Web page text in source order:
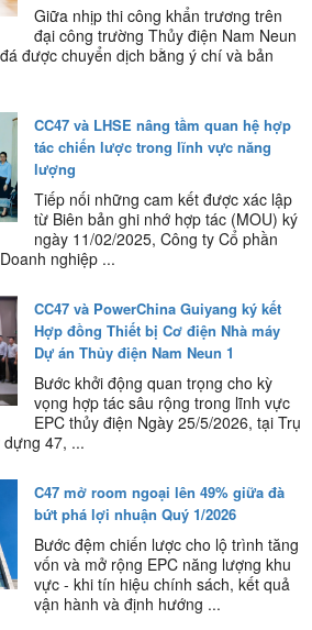
Giữa nhịp thi công khẩn trương trên
đại công trường Thủy điện Nam Neun
được chuyển dịch bằng ý chí và bản
CC47 và LHSE nâng tầm quan hệ hợp
tác chiến lược trong lĩnh vực năng
lượng
Tiếp nối những cam kết được xác lập
từ Biên bản ghi nhớ hợp tác (MOU) ký
ngày 11/02/2025, Công ty Cổ phần
nghiệp ...
CC47 và PowerChina Guiyang ký kết
Hợp đồng Thiết bị Cơ điện Nhà máy
Dự án Thủy điện Nam Neun 1
Bước khởi động quan trọng cho kỳ
vọng hợp tác sâu rộng trong lĩnh vực
EPC thủy điện Ngày 25/5/2026, tại Trụ
47, ...
C47 mở room ngoại lên 49% giữa đà
bứt phá lợi nhuận Quý 1/2026
Bước đệm chiến lược cho lộ trình tăng
vốn và mở rộng EPC năng lượng khu
vực - khi tín hiệu chính sách, kết quả
vận hành và định hướng ...